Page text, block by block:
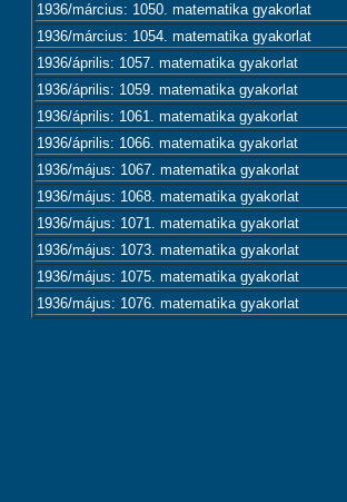
1936/március: 1050. matematika gyakorlat
1936/március: 1054. matematika gyakorlat
1936/április: 1057. matematika gyakorlat
1936/április: 1059. matematika gyakorlat
1936/április: 1061. matematika gyakorlat
1936/április: 1066. matematika gyakorlat
1936/május: 1067. matematika gyakorlat
1936/május: 1068. matematika gyakorlat
1936/május: 1071. matematika gyakorlat
1936/május: 1073. matematika gyakorlat
1936/május: 1075. matematika gyakorlat
1936/május: 1076. matematika gyakorlat